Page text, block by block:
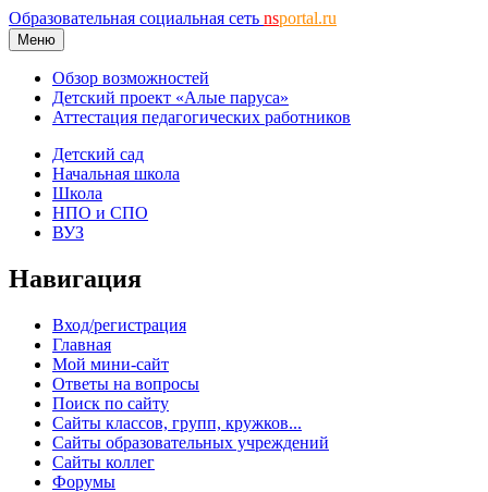
Образовательная социальная сеть nsportal.ru
Меню
Обзор возможностей
Детский проект «Алые паруса»
Аттестация педагогических работников
Детский сад
Начальная школа
Школа
НПО и СПО
ВУЗ
Навигация
Вход/регистрация
Главная
Мой мини-сайт
Ответы на вопросы
Поиск по сайту
Сайты классов, групп, кружков...
Сайты образовательных учреждений
Сайты коллег
Форумы